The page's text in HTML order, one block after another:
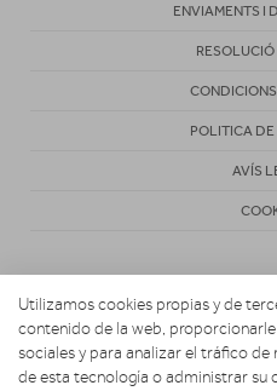
ENVIAMENTS I
POLITICA DE
AVÍS
Utilizamos cookies propias y de
contenido de la web,
sociales y para analizar el tráfico
de esta tecnología o administrar su